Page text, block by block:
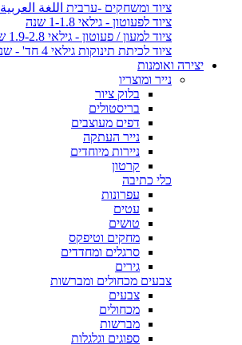
ציוד ומשחקים -ערבית اللغة العربية
ציוד לפעוטון - גילאי 1-1.8 שנה
ציוד למעון / פעוטון - גילאי 1.9-2.8 שנה
ציוד לכיתת תינוקות גילאי 4 חד' - שנה
יצירה ואומנות
נייר ומוצריו
בלוק ציור
בריסטולים
דפים מעוצבים
נייר העתקה
ניירות מיוחדים
קרטון
כלי כתיבה
עפרונות
עטים
טושים
מחקים וטיפקס
סרגלים ומחדדים
גירים
צבעים מכחולים ומברשות
צבעים
מכחולים
מברשות
ספוגים וגלגלות